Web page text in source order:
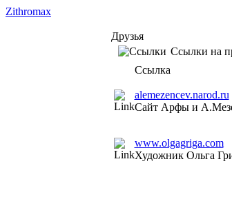
Zithromax
Друзья
Ссылки на
Ссылка
alemezencev.narod.ru
Сайт Арфы и
www.olgagriga.com
Художник Ольга